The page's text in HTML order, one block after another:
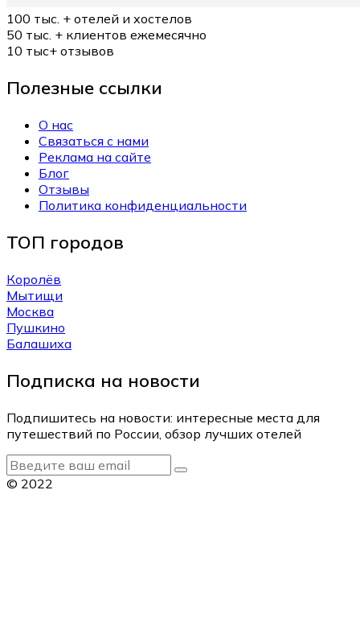
100 тыс. + отелей и хостелов
50 тыс. + клиентов ежемесячно
10 тыс+ отзывов
Полезные ссылки
О нас
Связаться с нами
Реклама на сайте
Блог
Отзывы
Политика конфиденциальности
ТОП городов
Королёв
Мытищи
Москва
Пушкино
Балашиха
Подписка на новости
Подпишитесь на новости: интересные места для
путешествий по России, обзор лучших отелей
© 2022